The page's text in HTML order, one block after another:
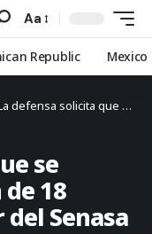
Aa
Republic Mexico
solicita que se levante la detención de 18 meses del exdirector del Senasa
se
18
Senasa